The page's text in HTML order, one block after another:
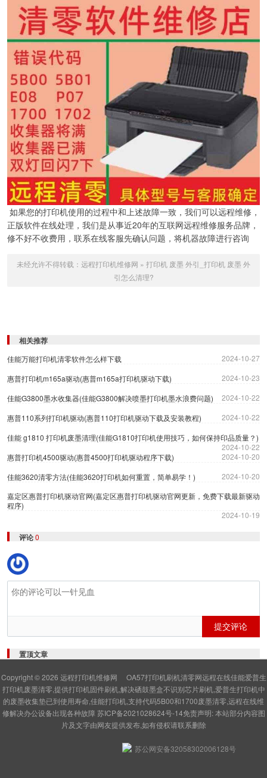
如果您的打印机使用的过程中和上述故障一致，我们可以远程维修，
正版软件在线处理，我们是从事近20年的互联网远程维修服务品牌，
修不好不收费用，联系在线客服先确认问题，将机器故障进行咨询
未经允许不得转载： 远程打印机维修网 » 打印机 废墨 外引_打印机 废墨 外
引怎么清理?
相关推荐
佳能万能打印机清零软件怎么样下载
2024-10-27
惠普打印机m165a驱动(惠普m165a打印机驱动下载)
2024-10-23
佳能G3800墨水收集器(佳能G3800解决喷墨打印机墨水浪费问题)
2024-10-22
惠普110系列打印机驱动(惠普110打印机驱动下载及安装教程)
2024-10-22
佳能 g1810 打印机废墨清理(佳能G1810打印机使用技巧，如何保持印品质量？)
2024-10-22
惠普打印机4500驱动(惠普4500打印机驱动程序下载)
2024-10-20
佳能3620清零方法(佳能3620打印机如何重置，简单易学！)
2024-10-20
嘉定区惠普打印机驱动官网(嘉定区惠普打印机驱动官网更新，免费下载最新驱动
程序)
2024-10-19
评论0
提交评论
置顶文章
Copyright © 2026 远程打印机维修网
OA57打印机刷机清零网远程在线佳能爱普生
打印机废墨清零,提供打印机固件刷机,解决硒鼓墨盒不识别芯片刷机,爱普生打印机中
的废墨收集垫已到使用寿命,佳能打印机,支持代码5B00和1700废墨清零,远程在线维
修解决办公设备出现各种故障 苏ICP备2021028624号-14免责声明: 本站部分内容图
片及文字由网友提供发布,如有侵权请联系删除
苏公网安备32058302006128号